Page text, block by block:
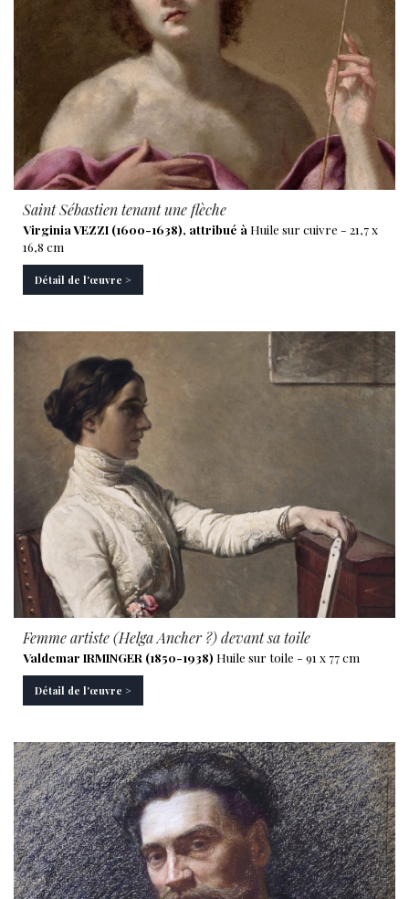
Saint Sébastien tenant une flèche
Virginia VEZZI (1600-1638), attribué à Huile sur cuivre - 21,7 x
16,8 cm
Détail de l'œuvre >
Femme artiste (Helga Ancher ?) devant sa toile
Valdemar IRMINGER (1850-1938) Huile sur toile - 91 x 77 cm
Détail de l'œuvre >